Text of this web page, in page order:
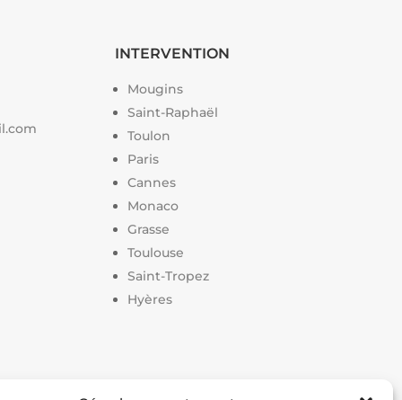
INTERVENTION
Mougins
Saint-Raphaël
Toulon
Paris
Cannes
Monaco
Grasse
Toulouse
Saint-Tropez
Hyères